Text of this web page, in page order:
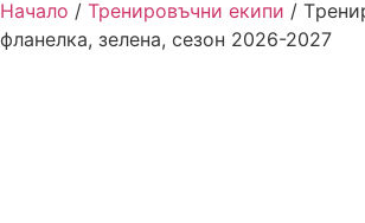
Начало / Тренировъчни екипи /
фланелка, зелена, сезон 2026-2027